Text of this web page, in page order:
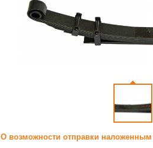
О возможности отправки